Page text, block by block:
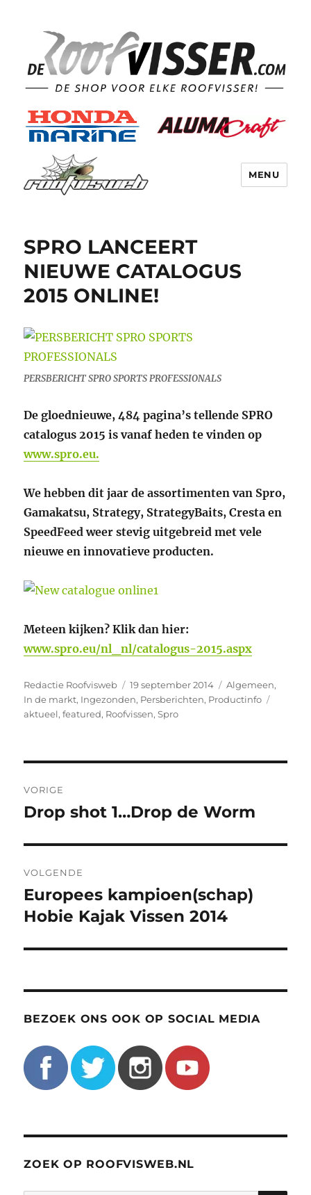
MENU
SPRO LANCEERT
NIEUWE CATALOGUS
2015 ONLINE!
PERSBERICHT SPRO SPORTS PROFESSIONALS
De gloednieuwe, 484 pagina’s tellende SPRO
catalogus 2015 is vanaf heden te vinden op
www.spro.eu.
We hebben dit jaar de assortimenten van Spro,
Gamakatsu, Strategy, StrategyBaits, Cresta en
SpeedFeed weer stevig uitgebreid met vele
nieuwe en innovatieve producten.
Meteen kijken? Klik dan hier:
www.spro.eu/nl_nl/catalogus-2015.aspx
Auteur
Redactie Roofvisweb
Geplaatst
op
19 september 2014 Categorieën
Algemeen,
In de markt, Ingezonden, Persberichten, Productinfo
aktueel,featured, Roofvissen,Spro
navigatie
VORIGE
Vorig
Drop shot 1…Drop de Worm
VOLGENDE
Volgend
bericht:
Europees kampioen(schap)
Hobie Kajak Vissen 2014
BEZOEK ONS OOK OP SOCIAL MEDIA
ZOEK OP ROOFVISWEB.NL